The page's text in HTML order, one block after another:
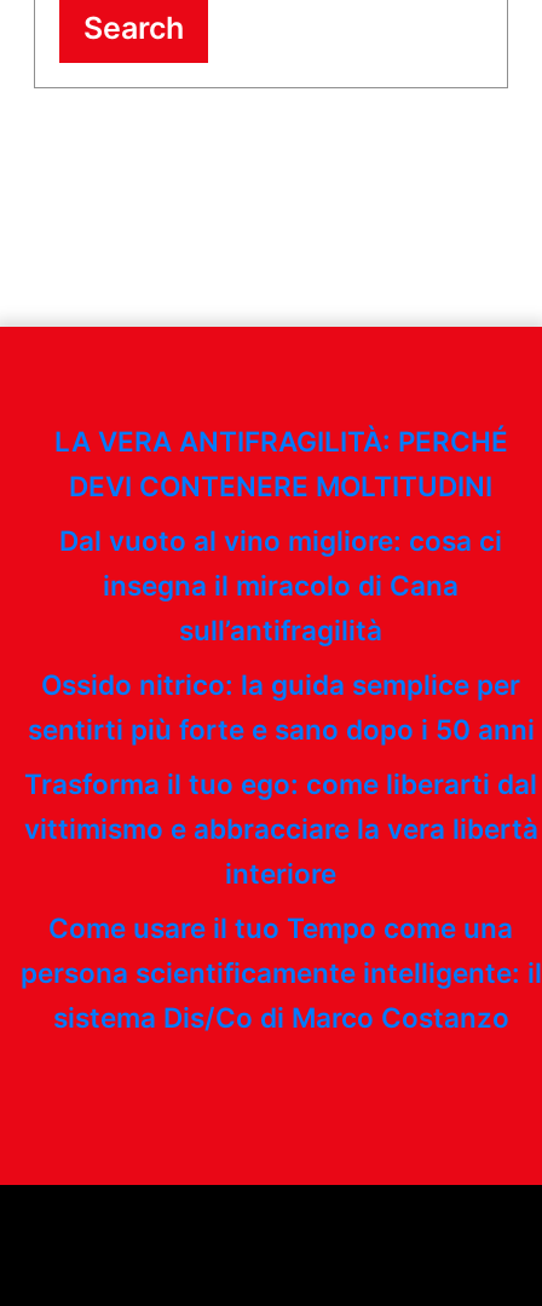
Search
LA VERA ANTIFRAGILITÀ: PERCHÉ
DEVI CONTENERE MOLTITUDINI
Dal vuoto al vino migliore: cosa ci
insegna il miracolo di Cana
sull’antifragilità
Ossido nitrico: la guida semplice per
sentirti più forte e sano dopo i 50 anni
Trasforma il tuo ego: come liberarti dal
vittimismo e abbracciare la vera libertà
interiore
Come usare il tuo Tempo come una
persona scientificamente intelligente: il
sistema Dis/Co di Marco Costanzo